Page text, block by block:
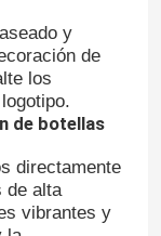
y
de
los
de botellas
directamente
de alta
vibrantes y